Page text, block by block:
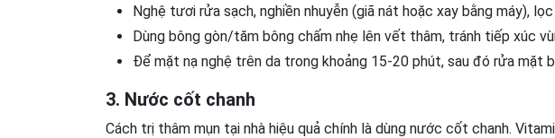
Nghệ tươi rửa sạch, nghiền nhuyễn (giã nát hoặc xay bằng máy),
Dùng bông gòn/tăm bông chấm nhẹ lên vết thâm, tránh tiếp xúc
Để mặt nạ nghệ trên da trong khoảng 15-20 phút, sau đó rửa mặt
3. Nước cốt chanh
Cách trị thâm mụn tại nhà hiệu quả chính là dùng nước cốt chanh.